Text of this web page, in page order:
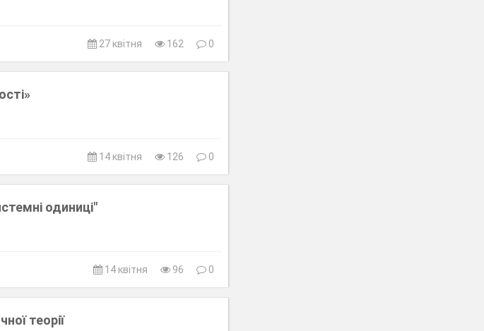
27 квітня 162 0
14 квітня 126 0
одиниці"
14 квітня 96 0
теорії